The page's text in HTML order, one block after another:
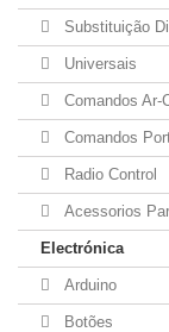
Substituição
Universais
Comandos Ar-
Comandos
Radio Control
Acessorios
Electrónica
Arduino
Botões